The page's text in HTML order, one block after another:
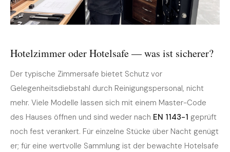
Hotelzimmer oder Hotelsafe — was ist sicherer?
Der typische Zimmersafe bietet Schutz vor
Gelegenheitsdiebstahl durch Reinigungspersonal, nicht
mehr. Viele Modelle lassen sich mit einem Master-Code
des Hauses öffnen und sind weder nach EN 1143-1 geprüft
noch fest verankert. Für einzelne Stücke über Nacht genügt
er; für eine wertvolle Sammlung ist der bewachte Hotelsafe